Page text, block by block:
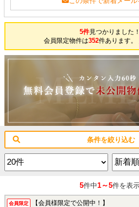
5件見つかりました！
会員限定物件は352件あります。
条件を絞り込む
5件中1～5件を表
会員限定 【会員様限定で公開中！】